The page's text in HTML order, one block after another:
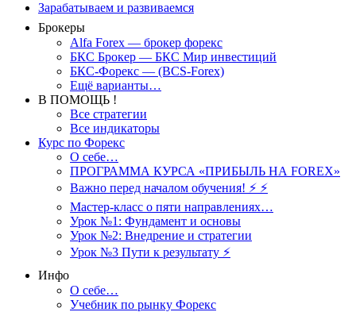
Зарабатываем и развиваемся
Брокеры
Alfa Forex — брокер форекс
БКС Брокер — БКС Мир инвестиций
БКС-Форекс — (BCS-Forex)
Ещё варианты…
В ПОМОЩЬ !
Все стратегии
Все индикаторы
Курс по Форекс
О себе…
ПРОГРАММА КУРСА «ПРИБЫЛЬ НА FOREX»
Важно перед началом обучения! ⚡ ⚡
Мастер-класс о пяти направлениях…
Урок №1: Фундамент и основы
Урок №2: Внедрение и стратегии
Урок №3 Пути к результату ⚡️
Инфо
О себе…
Учебник по рынку Форекс